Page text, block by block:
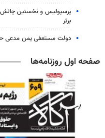
پرسپولیس و نخستین چالش
برتر
دولت مستعفی یمن مدعی
صفحه اول روزنامه‌ها